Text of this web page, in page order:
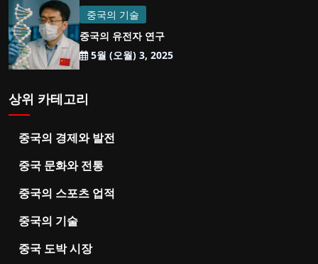
중국의 기술
중국의 유전자 연구
5월 (오월) 3, 2025
상위 카테고리
중국의 경제와 발전
중국 문화와 전통
중국의 스포츠 업적
중국의 기술
중국 도박 시장